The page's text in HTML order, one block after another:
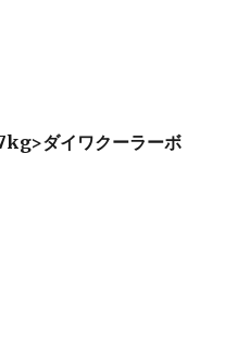
ダイワクーラーボ